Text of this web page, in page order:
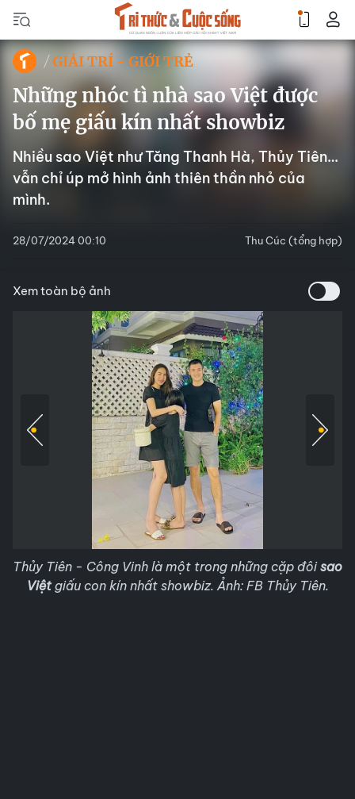
GIẢI TRÍ - GIỚI TRẺ
Những nhóc tì nhà sao Việt được
bố mẹ giấu kín nhất showbiz
Nhiều sao Việt như Tăng Thanh Hà, Thủy Tiên…
vẫn chỉ úp mở hình ảnh thiên thần nhỏ của
mình.
28/07/2024 00:10 Thu Cúc (tổng hợp)
Xem toàn bộ ảnh
Thủy Tiên - Công Vinh là một trong những cặp đôisao
Việtgiấu con kín nhất showbiz. Ảnh: FB Thủy Tiên.